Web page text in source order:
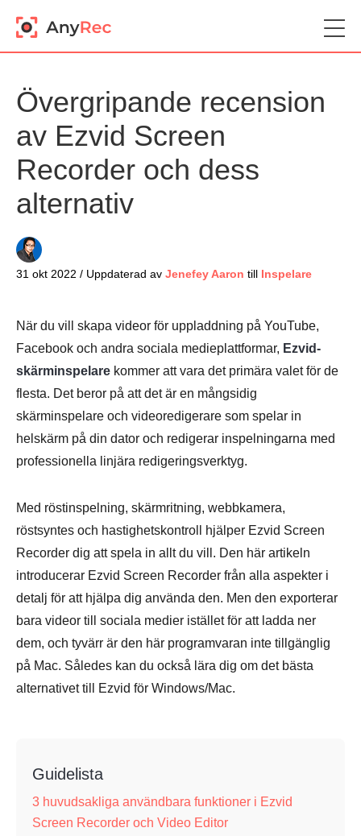
Övergripande recension
av Ezvid Screen
Recorder och dess
alternativ
31 okt 2022 / Uppdaterad av Jenefey Aaron till Inspelare
När du vill skapa videor för uppladdning på YouTube,
Facebook och andra sociala medieplattformar, Ezvid-
skärminspelare kommer att vara det primära valet för de
flesta. Det beror på att det är en mångsidig
skärminspelare och videoredigerare som spelar in
helskärm på din dator och redigerar inspelningarna med
professionella linjära redigeringsverktyg.
Med röstinspelning, skärmritning, webbkamera,
röstsyntes och hastighetskontroll hjälper Ezvid Screen
Recorder dig att spela in allt du vill. Den här artikeln
introducerar Ezvid Screen Recorder från alla aspekter i
detalj för att hjälpa dig använda den. Men den exporterar
bara videor till sociala medier istället för att ladda ner
dem, och tyvärr är den här programvaran inte tillgänglig
på Mac. Således kan du också lära dig om det bästa
alternativet till Ezvid för Windows/Mac.
Guidelista
3 huvudsakliga användbara funktioner i Ezvid
Screen Recorder och Video Editor